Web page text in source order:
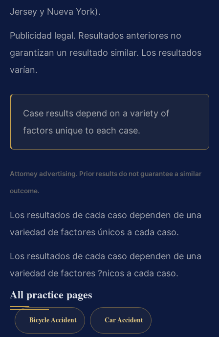
Jersey y Nueva York).
Publicidad legal. Resultados anteriores no
garantizan un resultado similar. Los resultados
varían.
Case results depend on a variety of
factors unique to each case.
Attorney advertising. Prior results do not guarantee a similar
outcome.
Los resultados de cada caso dependen de una
variedad de factores únicos a cada caso.
Los resultados de cada caso dependen de una
variedad de factores ?nicos a cada caso.
All practice pages
Bicycle Accident Car Accident